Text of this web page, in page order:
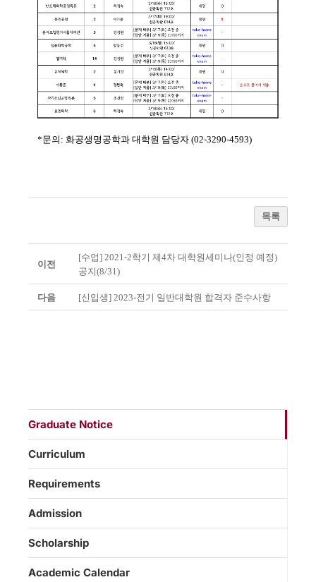
*문의: 화공생명공학과 대학원 담당자 (02-3290-4593)
목록
이전
[수업] 2021-2학기 제4차 대학원세미나(인정 예정)
공지(8/31)
다음 [신입생] 2023-전기 일반대학원 합격자 준수사항
Graduate Notice
Curriculum
Requirements
Admission
Scholarship
Academic Calendar